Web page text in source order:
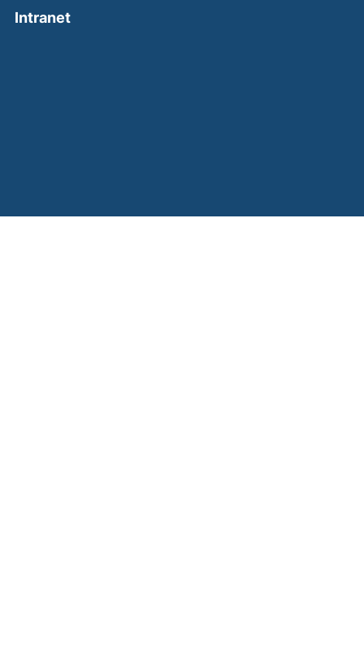
Intranet(external link, opens in a new window)